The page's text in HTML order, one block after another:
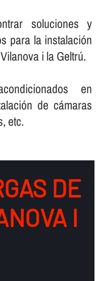
soluciones y
para la instalación
i la Geltrú.
en
de cámaras
etc.
DE
I